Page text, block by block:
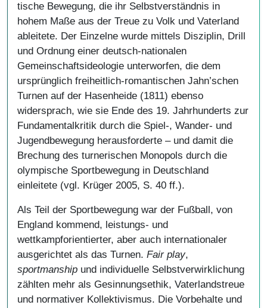
tische Bewegung, die ihr Selbstverständnis in
hohem Maße aus der Treue zu Volk und Vaterland
ableitete. Der Einzelne wurde mittels Disziplin, Drill
und Ordnung einer deutsch-nationalen
Gemeinschaftsideologie unterworfen, die dem
ursprünglich freiheitlich-romantischen Jahn’schen
Turnen auf der Hasenheide (1811) ebenso
widersprach, wie sie Ende des 19. Jahrhunderts zur
Fundamentalkritik durch die Spiel-, Wander- und
Jugendbewegung herausforderte – und damit die
Brechung des turnerischen Monopols durch die
olympische Sportbewegung in Deutschland
einleitete (vgl. Krüger 2005, S. 40 ff.).
Als Teil der Sportbewegung war der Fußball, von
England kommend, leistungs- und
wettkampforientierter, aber auch internationaler
ausgerichtet als das Turnen. Fair play,
sportmanship und individuelle Selbstverwirklichung
zählten mehr als Gesinnungsethik, Vaterlandstreue
und normativer Kollektivismus. Die Vorbehalte und